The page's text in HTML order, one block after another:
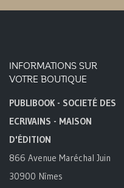
INFORMATIONS SUR
VOTRE BOUTIQUE
PUBLIBOOK - SOCIETÉ DES
ECRIVAINS - MAISON
D'ÉDITION
866 Avenue Maréchal Juin
30900 Nîmes